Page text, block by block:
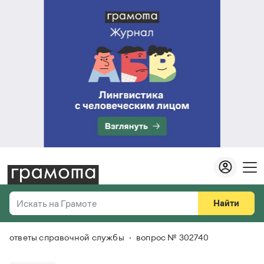
Искать на Грамоте
Справочная служба
Найти
Везде
ответы справочной службы вопрос № 302740